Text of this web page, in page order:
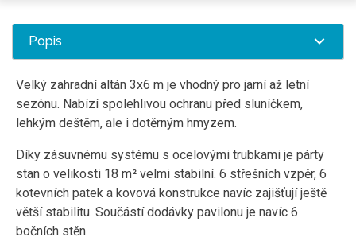
Popis
Velký zahradní altán 3x6 m je vhodný pro jarní až letní
sezónu. Nabízí spolehlivou ochranu před sluníčkem,
lehkým deštěm, ale i dotěrným hmyzem.
Díky zásuvnému systému s ocelovými trubkami je párty
stan o velikosti 18 m² velmi stabilní. 6 střešních vzpěr, 6
kotevních patek a kovová konstrukce navíc zajišťují ještě
větší stabilitu. Součástí dodávky pavilonu je navíc 6
bočních stěn.